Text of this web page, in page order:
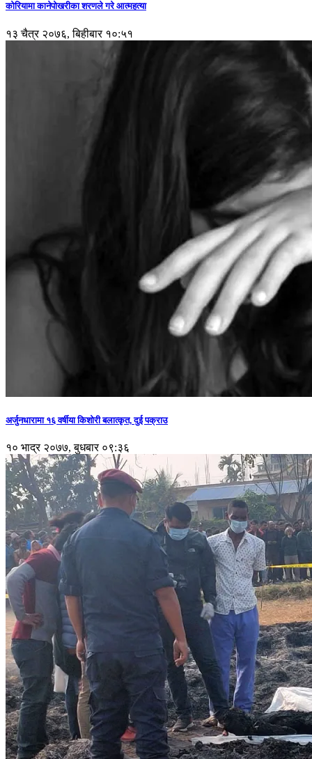
कोरियामा कानेपोखरीका शरणले गरे आत्महत्या
१३ चैत्र २०७६, बिहीबार १०:५१
अर्जुनधारामा १६ वर्षीया किशोरी बलात्कृत, दुई पक्राउ
१० भाद्र २०७७, बुधबार ०९:३६